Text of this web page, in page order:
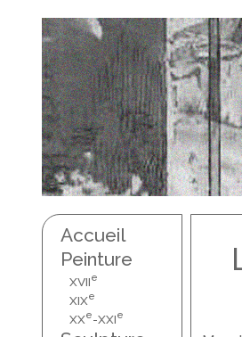
Accueil
Peinture
XVIIe
XIXe
XXe-XXIe